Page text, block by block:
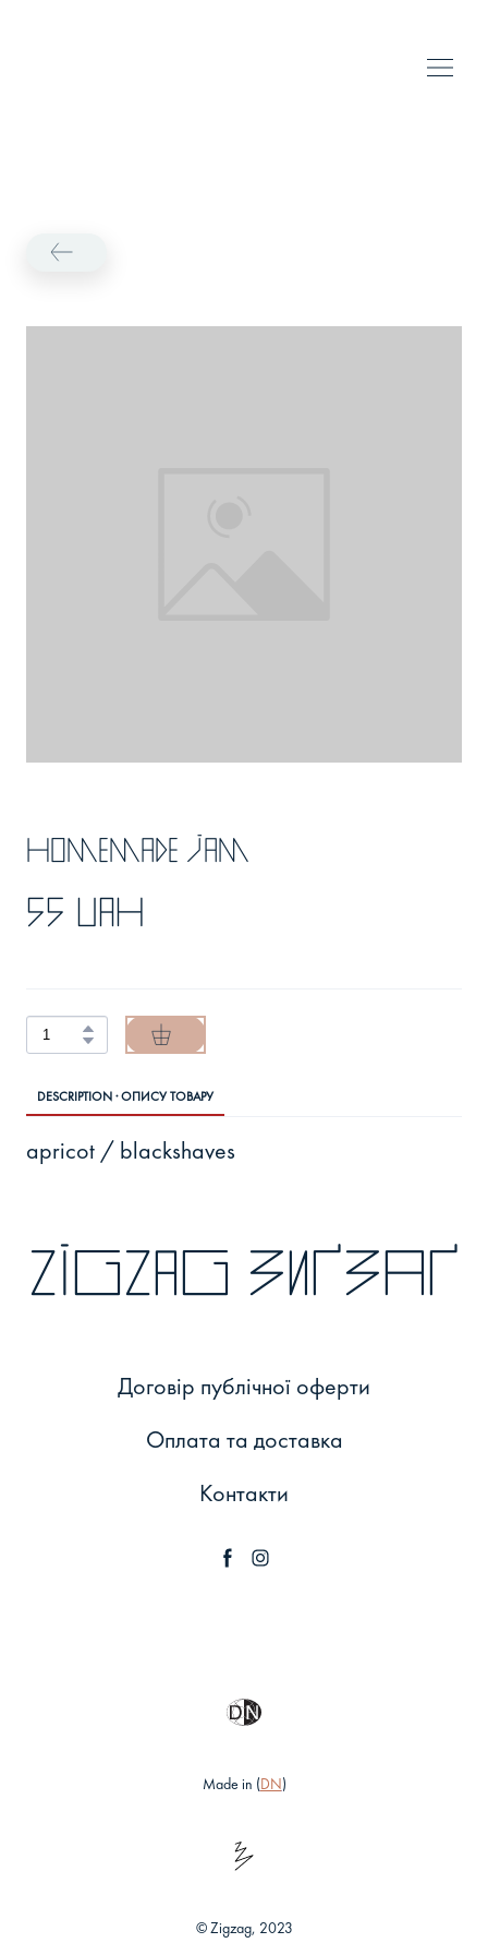
Homemade jam
55 UAH
DESCRIPTION · ОПИСУ ТОВАРУ
apricot / blackshaves
zigzag зиґзаґ
Договір публічної оферти
Оплата та доставка
Контакти
Made in (DN)
© Zigzag, 2023